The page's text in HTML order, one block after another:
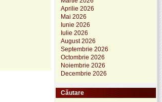
Aprilie 2026
Mai 2026
Iunie 2026
Iulie 2026
August 2026
Septembrie 2026
Octombrie 2026
Noiembrie 2026
Decembrie 2026
Căutare